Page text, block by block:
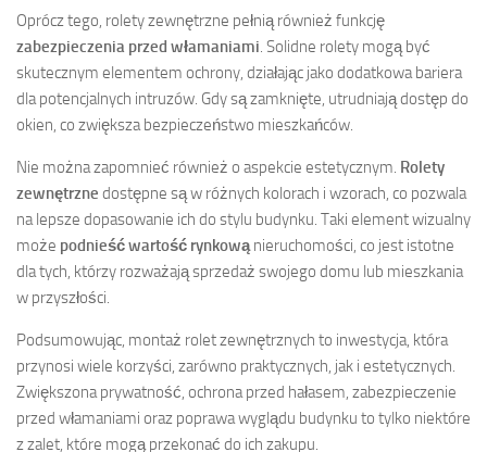
Oprócz tego, rolety zewnętrzne pełnią również funkcję
zabezpieczenia przed włamaniami. Solidne rolety mogą być
skutecznym elementem ochrony, działając jako dodatkowa bariera
dla potencjalnych intruzów. Gdy są zamknięte, utrudniają dostęp do
okien, co zwiększa bezpieczeństwo mieszkańców.
Nie można zapomnieć również o aspekcie estetycznym. Rolety
zewnętrzne dostępne są w różnych kolorach i wzorach, co pozwala
na lepsze dopasowanie ich do stylu budynku. Taki element wizualny
może podnieść wartość rynkowąnieruchomości, co jest istotne
dla tych, którzy rozważają sprzedaż swojego domu lub mieszkania
w przyszłości.
Podsumowując, montaż rolet zewnętrznych to inwestycja, która
przynosi wiele korzyści, zarówno praktycznych, jak i estetycznych.
Zwiększona prywatność, ochrona przed hałasem, zabezpieczenie
przed włamaniami oraz poprawa wyglądu budynku to tylko niektóre
z zalet, które mogą przekonać do ich zakupu.